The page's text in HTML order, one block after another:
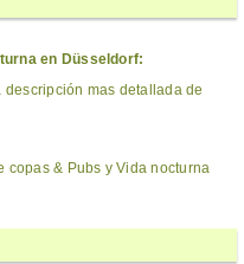
en Düsseldorf:
descripción mas detallada de
copas & Pubs y Vida nocturna